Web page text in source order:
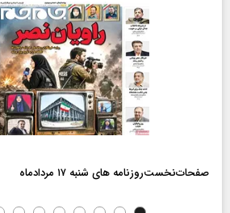
صفحات‌نخست‌روزنامه ها‌ی شنبه ۱۷ مردادماه